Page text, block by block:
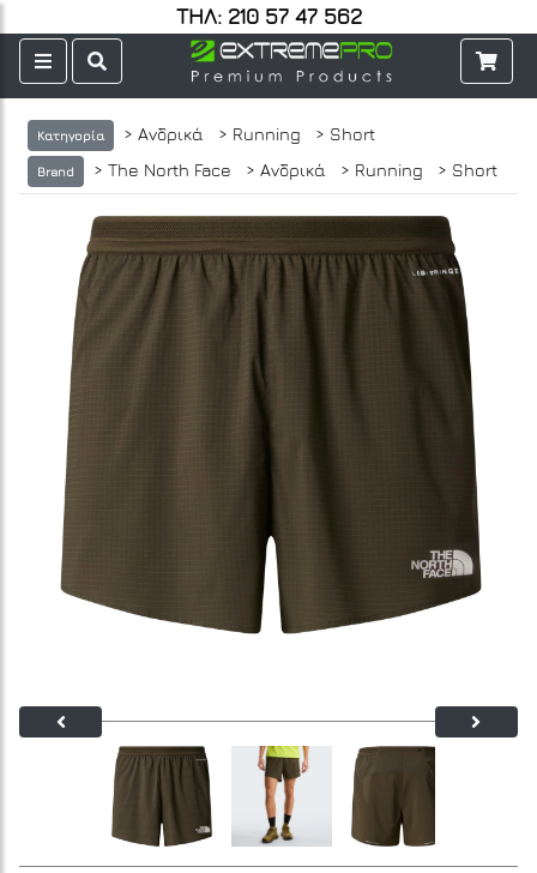
ΤΗΛ: 210 57 47 562
Κατηγορία > Ανδρικά > Running > Short
Brand > The North Face > Ανδρικά > Running > Short